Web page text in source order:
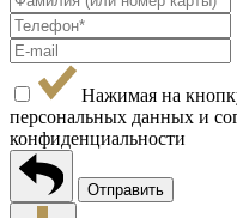
Нажимая на
персональных данных и
конфиденциальности
Отправить